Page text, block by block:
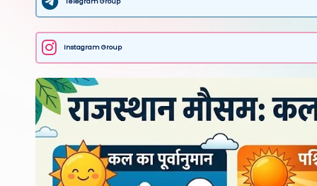
Instagram Group